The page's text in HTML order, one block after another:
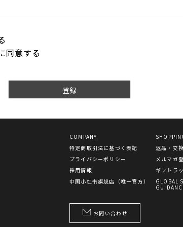
同意する
登録
COMPANY
特定商取引法に基づく表記
返品・交
プライバシーポリシー
メルマガ
採用情報
ギフトラ
中国小红书旗舰店（唯一官方）
GLOBAL
お問い合わせ